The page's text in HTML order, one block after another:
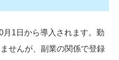
1日から導入されます。勤
せんが、副業の関係で登録